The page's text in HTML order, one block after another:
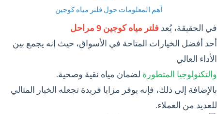
أهم المعلومات حول فلتر مياه كوجين
في الحقيقة، يُعدفلتر مياه كوجين 9 مراحل
أحد أفضل الخيارات المتاحة في الأسواق، حيث إنه يجمع بين
الأداء العالي
والتكنولوجيا المتطورةلضمان مياه نقية وصحية.
بالإضافة إلى ذلك، فإنه يوفر مزايا فريدة تجعله الخيار المثالي
للعديد من العملاء.